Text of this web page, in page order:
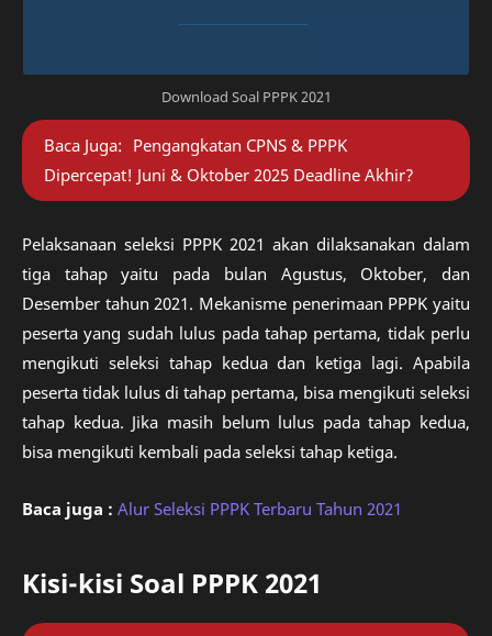
Download Soal PPPK 2021
Baca Juga: Pengangkatan CPNS & PPPK
Dipercepat! Juni & Oktober 2025 Deadline Akhir?
Pelaksanaan seleksi PPPK 2021 akan dilaksanakan dalam
tiga tahap yaitu pada bulan Agustus, Oktober, dan
Desember tahun 2021. Mekanisme penerimaan PPPK yaitu
peserta yang sudah lulus pada tahap pertama, tidak perlu
mengikuti seleksi tahap kedua dan ketiga lagi. Apabila
peserta tidak lulus di tahap pertama, bisa mengikuti seleksi
tahap kedua. Jika masih belum lulus pada tahap kedua,
bisa mengikuti kembali pada seleksi tahap ketiga.
Baca juga : Alur Seleksi PPPK Terbaru Tahun 2021
Kisi-kisi Soal PPPK 2021